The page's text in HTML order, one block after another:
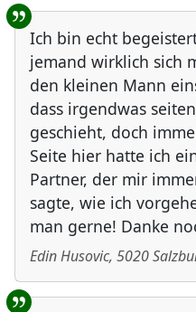
Ich bin echt
jemand wirklich sich
den kleinen Mann
dass irgendwas
geschieht, doch
Seite hier hatte ich
Partner, der mir
sagte, wie ich
man gerne! Danke
Edin Husovic, 5020